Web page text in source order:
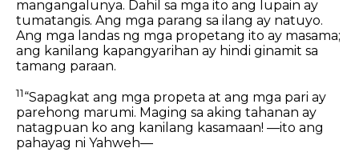
mangangalunya. Dahil sa mga ito ang lupain ay
tumatangis. Ang mga parang sa ilang ay natuyo.
Ang mga landas ng mga propetang ito ay masama;
ang kanilang kapangyarihan ay hindi ginamit sa
tamang paraan.
11“Sapagkat ang mga propeta at ang mga pari ay
parehong marumi. Maging sa aking tahanan ay
natagpuan ko ang kanilang kasamaan! —ito ang
pahayag ni Yahweh—